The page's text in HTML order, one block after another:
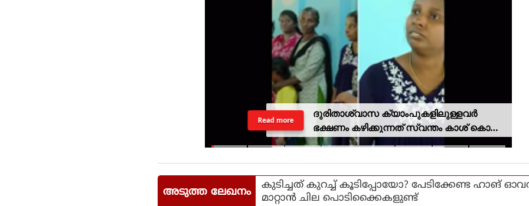
ദുരിതാശ്വാസ ക്യാംപുകളിലുള്ളവർ
ഭക്ഷണം കഴിക്കുന്നത് സ്വന്തം കാശ് കൊണ്ട്
വാങ്ങി; ദുരിതക്കയം
Read more
അടുത്ത ലേഖനം
കുടിച്ചത് കുറച്ച് കൂടിപ്പോയോ? പേടിക്കേണ്ട ഹാങ്
മാറ്റാൻ ചില പൊടിക്കൈകളുണ്ട്